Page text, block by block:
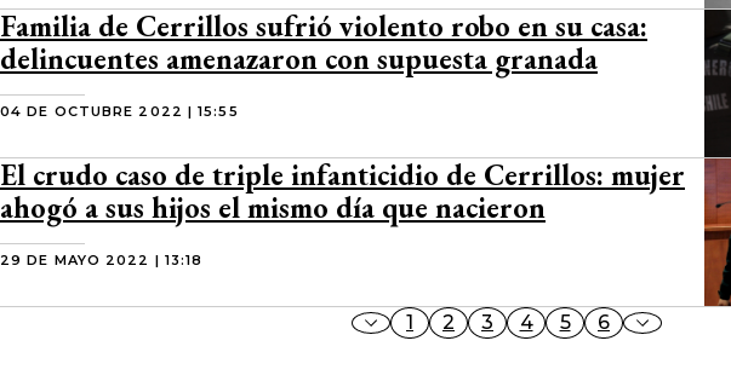
Familia de Cerrillos sufrió violento robo en su casa:
delincuentes amenazaron con supuesta granada
04 DE OCTUBRE 2022 | 15:55
El crudo caso de triple infanticidio de Cerrillos: mujer
ahogó a sus hijos el mismo día que nacieron
29 DE MAYO 2022 | 13:18
1 2 3 4 5 6